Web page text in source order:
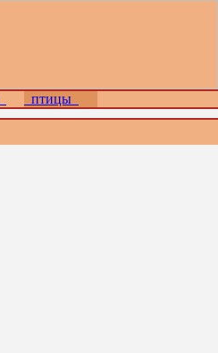
птицы